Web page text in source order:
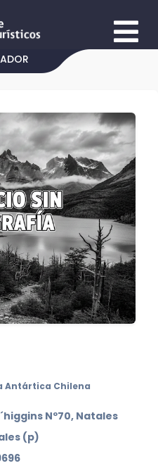
Antártica Chilena
Nº70, Natales
(p)